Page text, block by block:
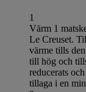
1
Värm 1
Le Creuset.
värme tills
till hög och
reducerats
tillaga i en